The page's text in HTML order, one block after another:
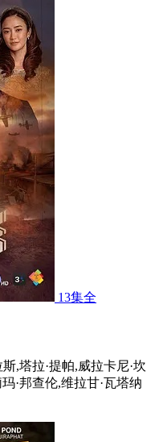
13集全
,塔拉·提帕,威拉卡尼·坎
·邦查伦,维拉甘·瓦塔纳